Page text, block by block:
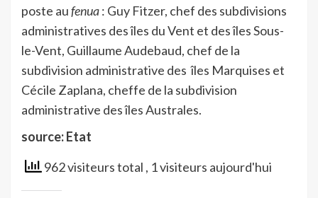
poste aufenua: Guy Fitzer, chef des subdivisions
administratives des îles du Vent et des îles Sous-
le-Vent, Guillaume Audebaud, chef de la
subdivision administrative des îles Marquises et
Cécile Zaplana, cheffe de la subdivision
administrative des îles Australes.
source: Etat
962 visiteurs total , 1 visiteurs aujourd'hui